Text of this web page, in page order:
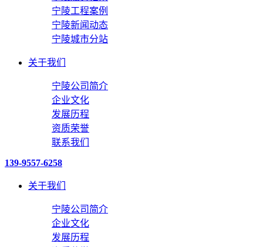
宁陵工程案例
宁陵新闻动态
宁陵城市分站
关于我们
宁陵公司简介
企业文化
发展历程
资质荣誉
联系我们
139-9557-6258
关于我们
宁陵公司简介
企业文化
发展历程